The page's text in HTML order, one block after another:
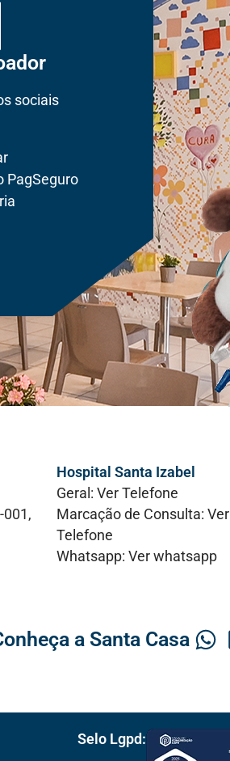
sociais
PagSeguro
001,
Hospital Santa Izabel
Geral: Ver Telefone
Marcação de Consulta: Ver
Telefone
Whatsapp: Ver whatsapp
a Santa Casa
Selo Lgpd: